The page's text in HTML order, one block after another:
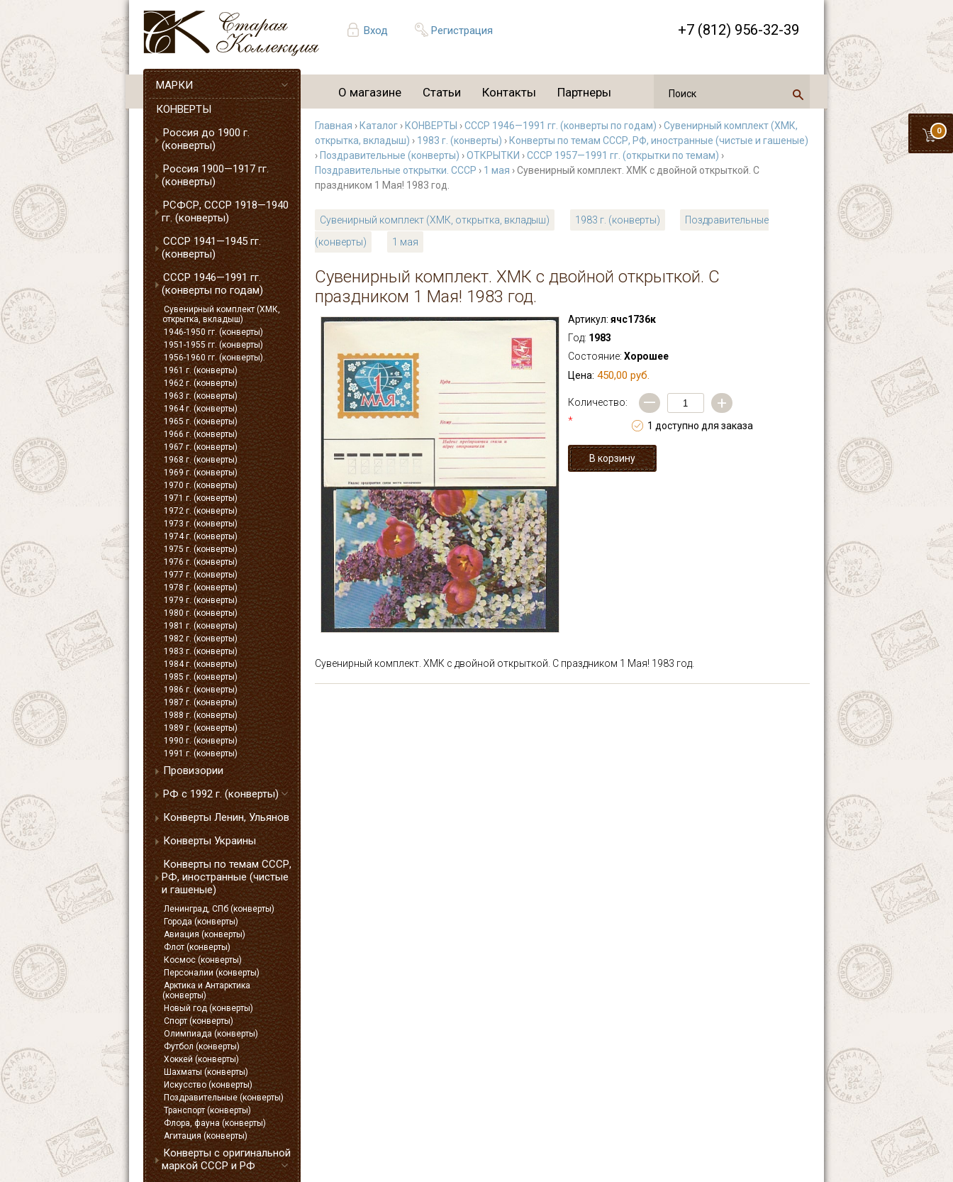
Вход Регистрация +7 (812) 956-32-39
0
О магазине Статьи Контакты Партнеры
МАРКИ
КОНВЕРТЫ
Россия до 1900 г.
(конверты)
Россия 1900—1917 гг.
(конверты)
РСФСР, СССР 1918—1940
гг. (конверты)
СССР 1941—1945 гг.
(конверты)
СССР 1946—1991 гг.
(конверты по годам)
Сувенирный комплект (ХМК,
открытка, вкладыш)
1946-1950 гг. (конверты)
1951-1955 гг. (конверты)
1956-1960 гг. (конверты).
1961 г. (конверты)
1962 г. (конверты)
1963 г. (конверты)
1964 г. (конверты)
1965 г. (конверты)
1966 г. (конверты)
1967 г. (конверты)
1968 г. (конверты)
1969 г. (конверты)
1970 г. (конверты)
1971 г. (конверты)
1972 г. (конверты)
1973 г. (конверты)
1974 г. (конверты)
1975 г. (конверты)
1976 г. (конверты)
1977 г. (конверты)
1978 г. (конверты)
1979 г. (конверты)
1980 г. (конверты)
1981 г. (конверты)
1982 г. (конверты)
1983 г. (конверты)
1984 г. (конверты)
1985 г. (конверты)
1986 г. (конверты)
1987 г. (конверты)
1988 г. (конверты)
1989 г. (конверты)
1990 г. (конверты)
1991 г. (конверты)
Провизории
РФ с 1992 г. (конверты)
Конверты Ленин, Ульянов
Конверты Украины
Конверты по темам СССР,
РФ, иностранные (чистые
и гашеные)
Ленинград, СПб (конверты)
Города (конверты)
Авиация (конверты)
Флот (конверты)
Космос (конверты)
Персоналии (конверты)
Арктика и Антарктика
(конверты)
Новый год (конверты)
Спорт (конверты)
Олимпиада (конверты)
Футбол (конверты)
Хоккей (конверты)
Шахматы (конверты)
Искусство (конверты)
Поздравительные (конверты)
Транспорт (конверты)
Флора, фауна (конверты)
Агитация (конверты)
Конверты с оригинальной
маркой СССР и РФ
Главная › Каталог › КОНВЕРТЫ ›СССР 1946—1991 гг. (конверты по годам) ›Сувенирный комплект (ХМК,
открытка, вкладыш) › 1983 г. (конверты) › Конверты по темам СССР, РФ, иностранные (чистые и гашеные)
› Поздравительные (конверты) ›ОТКРЫТКИ ›СССР 1957—1991 гг. (открытки по темам) ›
Поздравительные открытки. СССР › 1 мая › Сувенирный комплект. ХМК с двойной открыткой. С
праздником 1 Мая! 1983 год.
Сувенирный комплект (ХМК, открытка, вкладыш) 1983 г. (конверты)
Поздравительные
(конверты)
1 мая
Сувенирный комплект. ХМК с двойной открыткой. С
праздником 1 Мая! 1983 год.
Артикул: ячс1736к
Год: 1983
Состояние: Хорошее
Цена: 450,00 руб.
Количество:
*
— +
1 доступно для заказа
Сувенирный комплект. ХМК с двойной открыткой. С праздником 1 Мая! 1983 год.